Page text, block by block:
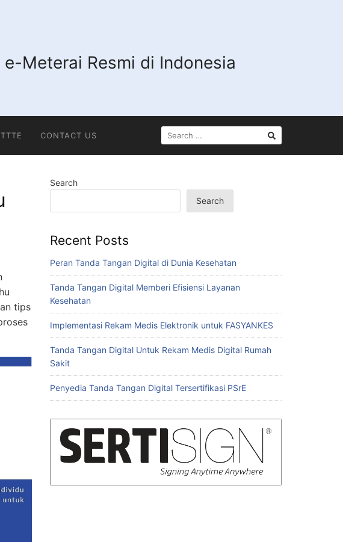
Meterai Resmi di Indonesia
CONTACT US
SEARCH
FOR:
tips
Search
Search
Recent Posts
Peran Tanda Tangan Digital di Dunia Kesehatan
Tanda Tangan Digital Memberi Efisiensi Layanan
Kesehatan
Implementasi Rekam Medis Elektronik untuk FASYANKES
Tanda Tangan Digital Untuk Rekam Medis Digital Rumah
Sakit
Penyedia Tanda Tangan Digital Tersertifikasi PSrE